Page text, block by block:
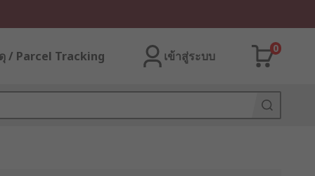
/ Parcel Tracking เข้าสู่ระบบ
0